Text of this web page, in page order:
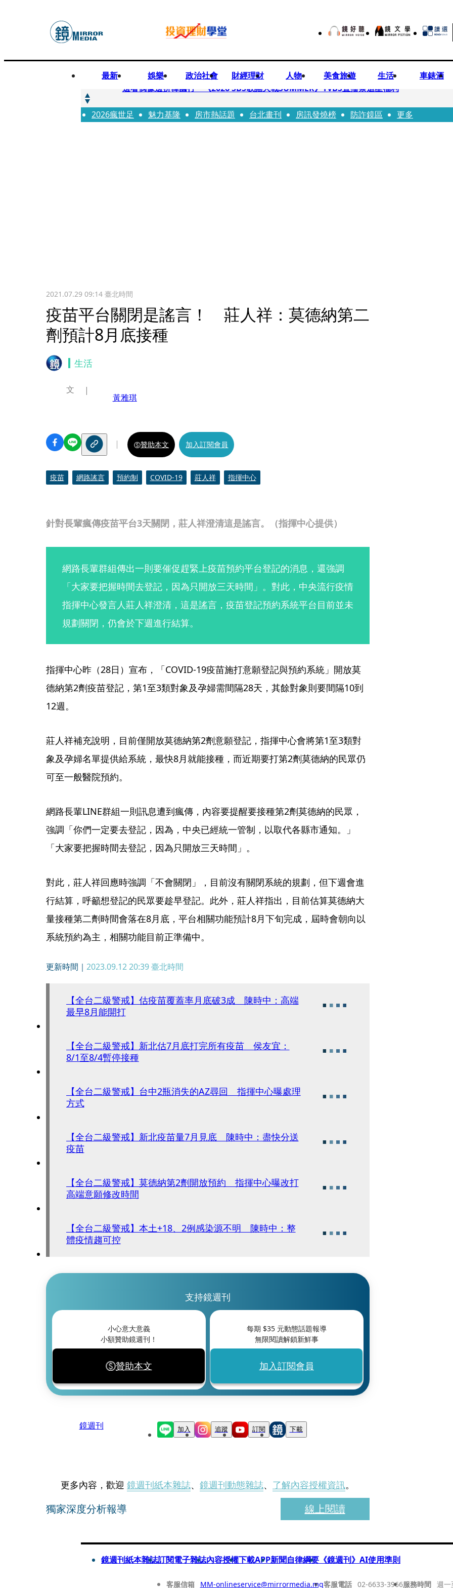
最新 娛樂 政治社會 財經理財 人物 美食旅遊 生活 車錶酒
快訊
邊看偶像邊拚韓國行 《2026 SBS歌謠大戰SUMMER》TVBS直播祭追星福利
快訊
代誌大條火急跳船？ 宏碁派任李文詳接掌兆基屋管2天就喊撤出！
2026瘋世足 魅力基隆 房市熱話題 台北畫刊 房訊發燒榜 防詐鏡區 更多
2021.07.29 09:14臺北時間
疫苗平台關閉是謠言！ 莊人祥：莫德納第二
劑預計8月底接種
生活
針對長輩瘋傳疫苗平台3天關閉，莊人祥澄清這是謠言。（指揮中心提供）
文
黃雅琪
贊助本文 加入訂閱會員
疫苗 網路謠言 預約制 COVID-19 莊人祥 指揮中心
網路長輩群組傳出一則要催促趕緊上疫苗預約平台登記的消息，還強調
「大家要把握時間去登記，因為只開放三天時間」。對此，中央流行疫情
指揮中心發言人莊人祥澄清，這是謠言，疫苗登記預約系統平台目前並未
規劃關閉，仍會於下週進行結算。
指揮中心昨（28日）宣布，「COVID-19疫苗施打意願登記與預約系統」開放莫
德納第2劑疫苗登記，第1至3類對象及孕婦需間隔28天，其餘對象則要間隔10到
12週。
莊人祥補充說明，目前僅開放莫德納第2劑意願登記，指揮中心會將第1至3類對
象及孕婦名單提供給系統，最快8月就能接種，而近期要打第2劑莫德納的民眾仍
可至一般醫院預約。
網路長輩LINE群組一則訊息遭到瘋傳，內容要提醒要接種第2劑莫德納的民眾，
強調「你們一定要去登記，因為，中央已經統一管制，以取代各縣市通知。」
「大家要把握時間去登記，因為只開放三天時間」。
對此，莊人祥回應時強調「不會關閉」，目前沒有關閉系統的規劃，但下週會進
行結算，呼籲想登記的民眾要趁早登記。此外，莊人祥指出，目前估算莫德納大
量接種第二劑時間會落在8月底，平台相關功能預計8月下旬完成，屆時會朝向以
系統預約為主，相關功能目前正準備中。
更新時間｜ 2023.09.12 20:39臺北時間
【全台二級警戒】估疫苗覆蓋率月底破3成 陳時中：高端
最早8月能開打
【全台二級警戒】新北估7月底打完所有疫苗 侯友宜：
8/1至8/4暫停接種
【全台二級警戒】台中2瓶消失的AZ尋回 指揮中心曝處理
方式
【全台二級警戒】新北疫苗量7月見底 陳時中：盡快分送
疫苗
【全台二級警戒】莫德納第2劑開放預約 指揮中心曝改打
高端意願修改時間
【全台二級警戒】本土+18、2例感染源不明 陳時中：整
體疫情趨可控
支持鏡週刊
小心意大意義
小額贊助鏡週刊！
贊助本文
每期 $35元動態話題報導
無限閱讀解鎖新鮮事
加入訂閱會員
鏡週刊 加入 追蹤 訂閱 下載
更多內容，歡迎 鏡週刊紙本雜誌、 鏡週刊動態雜誌、 了解內容授權資訊。
獨家深度分析報導 線上閱讀
鏡週刊紙本雜誌訂閱電子雜誌內容授權下載APP新聞自律綱要 《鏡週刊》AI使用準則
客服信箱 MM-onlineservice@mirrormedia.mg客服電話 02-6633-3966服務時間 週一